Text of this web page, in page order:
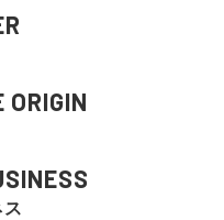
ORIGIN